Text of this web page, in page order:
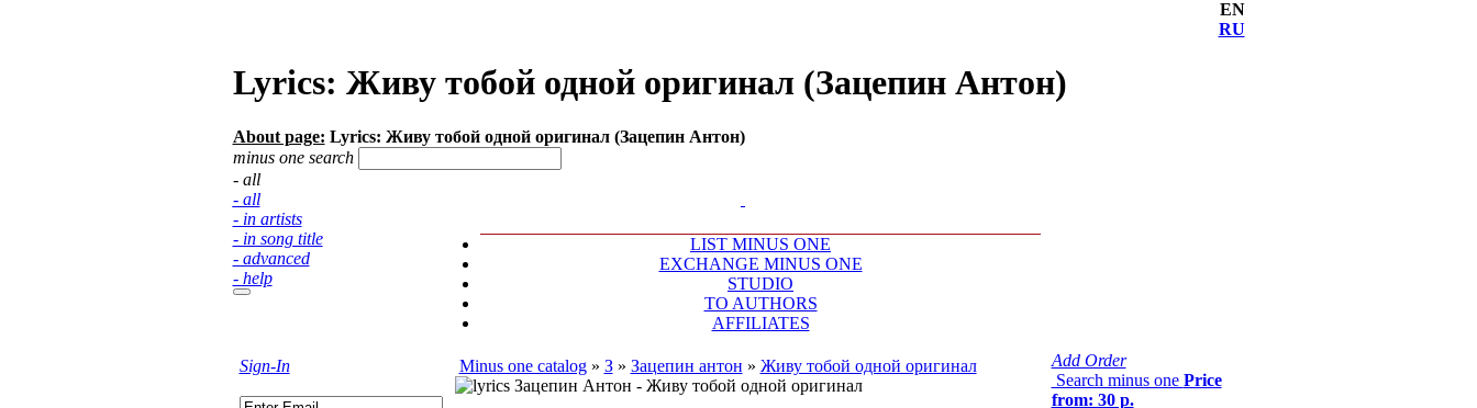
EN
RU
Lyrics: Живу тобой одной оригинал (Зацепин Антон)
About page: Lyrics: Живу тобой одной оригинал (Зацепин Антон)
minus one search
- all
- all
- in artists
- in song title
- advanced
- help
LIST MINUS ONE
EXCHANGE MINUS ONE
STUDIO
TO AUTHORS
AFFILIATES
Sign-In Minus one catalog» З» Зацепин антон » Живу тобой одной оригинал
Add Order
Search minus one Price
from: 30 р.